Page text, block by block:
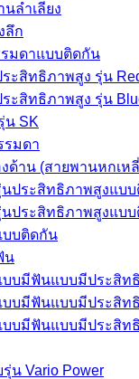
ลำเลียง
ลึก
มดาแบบติดกัน
ะสิทธิภาพสูง รุ่น
ะสิทธิภาพสูง รุ่น
น SK
รมดา
ด้าน (สายพานหกเห
ประสิทธิภาพสูงแบบ
ประสิทธิภาพสูงแบ
บบติดกัน
น
บมีฟันแบบมีประสิทธิ
บมีฟันแบบมีประสิทธิ
บมีฟันแบบมีประสิท
น Vario Power